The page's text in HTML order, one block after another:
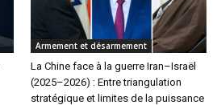
Armement et désarmement
La Chine face à la guerre Iran–Israël
(2025–2026) : Entre triangulation
stratégique et limites de la puissance